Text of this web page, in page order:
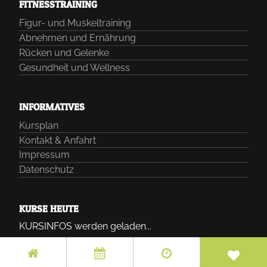
FITNESSTRAINING
Figur- und Muskeltraining
Abnehmen und Ernährung
Rücken und Gelenke
Gesundheit und Wellness
INFORMATIVES
Kursplan
Kontakt & Anfahrt
Impressum
Datenschutz
KURSE HEUTE
KURSINFOS werden geladen...